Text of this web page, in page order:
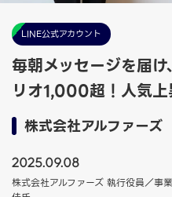
LINE公式アカウント
毎朝メッセージを届
リオ1,000超！人気
株式会社アルファーズ
2025.09.08
株式会社アルファーズ 執行役員／事